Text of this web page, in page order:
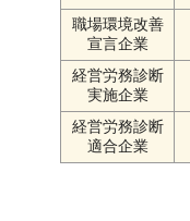
職場環境改善
宣言企業
経営労務診断
実施企業
経営労務診断
適合企業